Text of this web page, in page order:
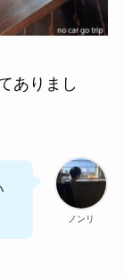
ありまし
ノンリ